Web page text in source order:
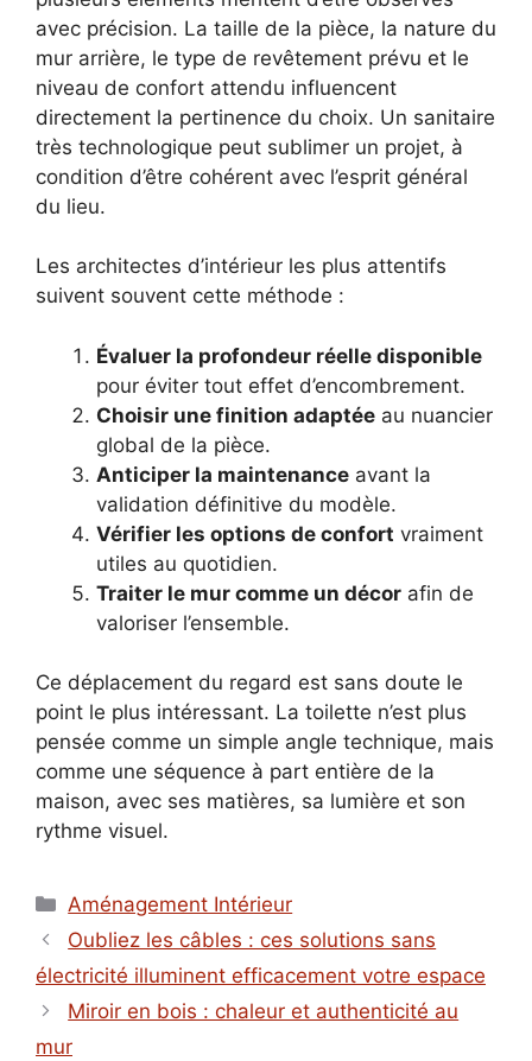
avec précision. La taille de la pièce, la nature du
mur arrière, le type de revêtement prévu et le
niveau de confort attendu influencent
directement la pertinence du choix. Un sanitaire
très technologique peut sublimer un projet, à
condition d’être cohérent avec l’esprit général
du lieu.
Les architectes d’intérieur les plus attentifs
suivent souvent cette méthode :
Évaluer la profondeur réelle disponible
pour éviter tout effet d’encombrement.
Choisir une finition adaptée au nuancier
global de la pièce.
Anticiper la maintenance avant la
validation définitive du modèle.
Vérifier les options de confort vraiment
utiles au quotidien.
Traiter le mur comme un décor afin de
valoriser l’ensemble.
Ce déplacement du regard est sans doute le
point le plus intéressant. La toilette n’est plus
pensée comme un simple angle technique, mais
comme une séquence à part entière de la
maison, avec ses matières, sa lumière et son
rythme visuel.
Catégories
Aménagement Intérieur
Oubliez les câbles : ces solutions sans
électricité illuminent efficacement votre espace
Miroir en bois : chaleur et authenticité au
mur